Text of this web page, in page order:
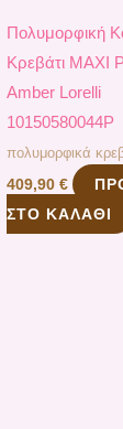
Πολυμορφική
Κρεβάτι MAXI
Amber Lorelli
10150580044P
πολυμορφικά
409,90€
ΣΤΟ ΚΑΛΆΘΙ